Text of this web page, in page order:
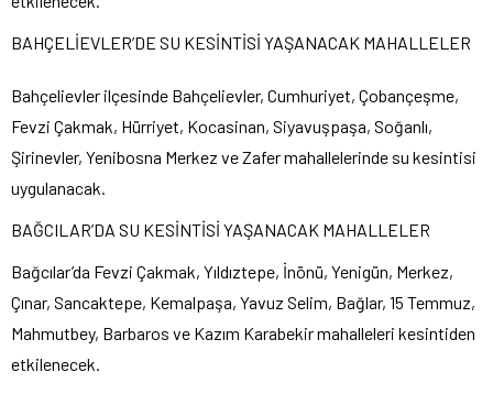
BAHÇELİEVLER’DE SU KESİNTİSİ YAŞANACAK MAHALLELER
Bahçelievler ilçesinde Bahçelievler, Cumhuriyet, Çobançeşme,
Fevzi Çakmak, Hürriyet, Kocasinan, Siyavuşpaşa, Soğanlı,
Şirinevler, Yenibosna Merkez ve Zafer mahallelerinde su kesintisi
uygulanacak.
BAĞCILAR’DA SU KESİNTİSİ YAŞANACAK MAHALLELER
Bağcılar’da Fevzi Çakmak, Yıldıztepe, İnönü, Yenigün, Merkez,
Çınar, Sancaktepe, Kemalpaşa, Yavuz Selim, Bağlar, 15 Temmuz,
Mahmutbey, Barbaros ve Kazım Karabekir mahalleleri kesintiden
etkilenecek.